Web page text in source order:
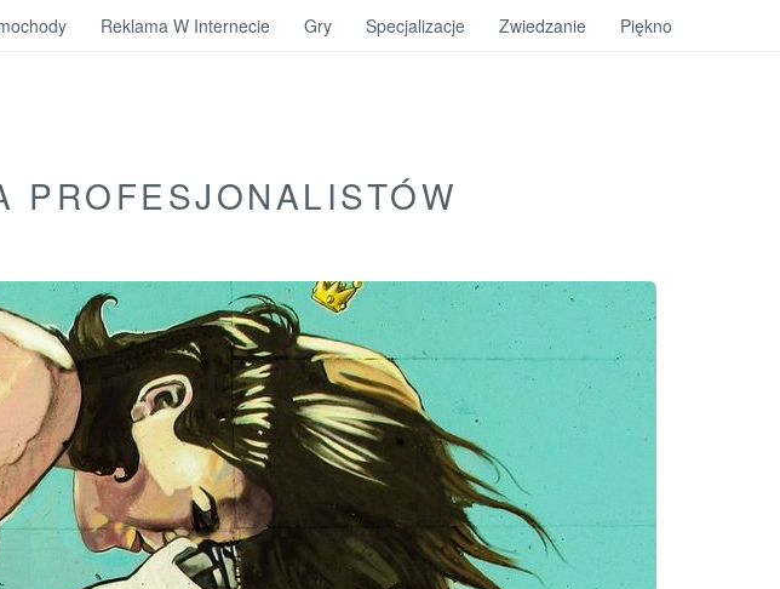
PROFESJONALISTÓW
Reklama W Internecie Gry Specjalizacje Zwiedzanie Piękno